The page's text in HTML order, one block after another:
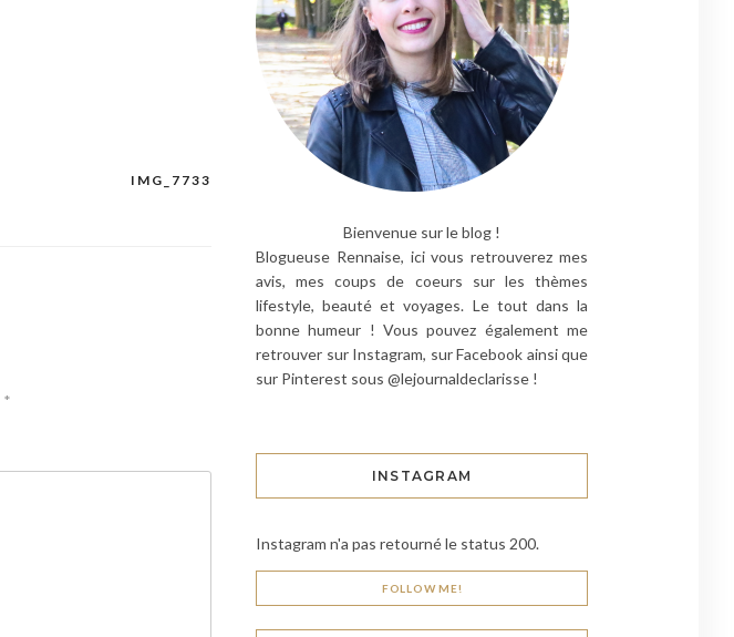
IMG_7733
*
Bienvenue sur le blog !
Blogueuse Rennaise, ici vous retrouverez mes
avis, mes coups de coeurs sur les thèmes
lifestyle, beauté et voyages. Le tout dans la
bonne humeur ! Vous pouvez également me
retrouver sur Instagram, sur Facebook ainsi que
sur Pinterest sous @lejournaldeclarisse !
INSTAGRAM
Instagram n'a pas retourné le status 200.
FOLLOW ME!